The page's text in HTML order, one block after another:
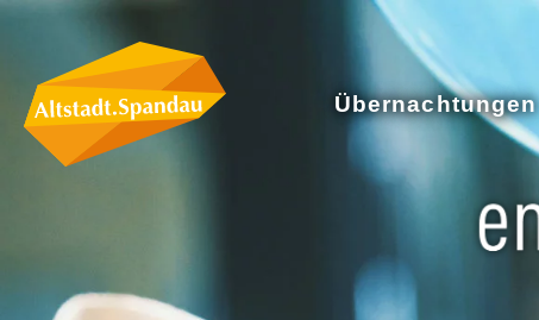
Übernachtungen